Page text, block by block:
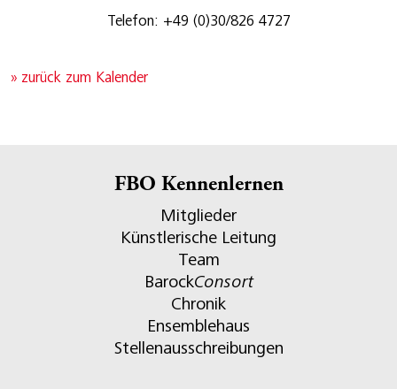
Telefon: +49 (0)30/826 4727
» zurück zum Kalender
FBO Kennenlernen
Mitglieder
Künstlerische Leitung
Team
BarockConsort
Chronik
Ensemblehaus
Stellenausschreibungen